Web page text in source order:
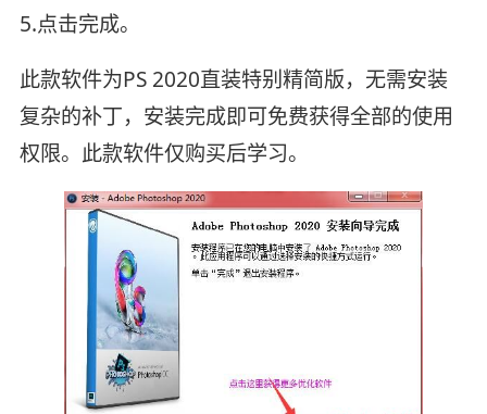
5.点击完成。
此款软件为PS 2020直装特别精简版，无需安装
复杂的补丁，安装完成即可免费获得全部的使用
权限。此款软件仅购买后学习。